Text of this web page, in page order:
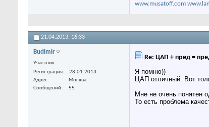
www.musatoff.com
21.04.2013, 16:33
Budimir
Участник
Регистрация
28.01.2013
Адрес
Москва
Сообщений
55
Re: ЦАП + пред =
Я помню))
ЦАП отличный. Вот
Мне не очень понятен
То есть проблема